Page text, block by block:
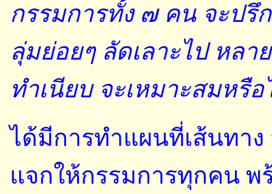
กรรมการทั้ง ๗ คน จะปรึ
ลุ่มย่อยๆ ลัดเลาะไป หล
ทำเนียบ จะเหมาะสมหรือ
ได้มีการทำแผนที่เส้นทา
แจกให้กรรมการทุกคน พ